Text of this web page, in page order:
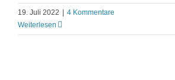
19. Juli 2022
4 Kommentare
Weiterlesen